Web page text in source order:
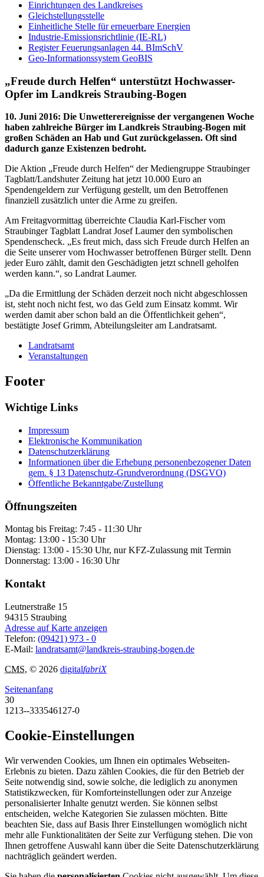
Einrichtungen des Landkreises
Gleichstellungsstelle
Einheitliche Stelle für erneuerbare Energien
Industrie-Emissionsrichtlinie (IE-RL)
Register Feuerungsanlagen 44. BImSchV
Geo-Informationssystem GeoBIS
„Freude durch Helfen“ unterstützt Hochwasser-
Opfer im Landkreis Straubing-Bogen
10. Juni 2016: Die Unwetterereignisse der vergangenen Woche
haben zahlreiche Bürger im Landkreis Straubing-Bogen mit
großen Schäden an Hab und Gut zurückgelassen. Oft sind
dadurch ganze Existenzen bedroht.
Die Aktion „Freude durch Helfen“ der Mediengruppe Straubinger
Tagblatt/Landshuter Zeitung hat jetzt 10.000 Euro an
Spendengeldern zur Verfügung gestellt, um den Betroffenen
finanziell zusätzlich unter die Arme zu greifen.
Am Freitagvormittag überreichte Claudia Karl-Fischer vom
Straubinger Tagblatt Landrat Josef Laumer den symbolischen
Spendenscheck. „Es freut mich, dass sich Freude durch Helfen an
die Seite unserer vom Hochwasser betroffenen Bürger stellt. Denn
jeder Euro zählt, damit den Geschädigten jetzt schnell geholfen
werden kann.“, so Landrat Laumer.
„Da die Ermittlung der Schäden derzeit noch nicht abgeschlossen
ist, steht noch nicht fest, wo das Geld zum Einsatz kommt. Wir
werden damit aber schon bald an die Öffentlichkeit gehen“,
bestätigte Josef Grimm, Abteilungsleiter am Landratsamt.
Landratsamt
Veranstaltungen
Footer
Wichtige Links
Impressum
Elektronische Kommunikation
Datenschutzerklärung
Informationen über die Erhebung personenbezogener Daten
gem. § 13 Datenschutz-Grundverordnung (DSGVO)
Öffentliche Bekanntgabe/Zustellung
Öffnungszeiten
Montag bis Freitag: 7:45 - 11:30 Uhr
Montag: 13:00 - 15:30 Uhr
Dienstag: 13:00 - 15:30 Uhr, nur KFZ-Zulassung mit Termin
Donnerstag: 13:00 - 16:30 Uhr
Kontakt
Leutnerstraße 15
94315 Straubing
Adresse auf Karte anzeigen
Telefon: (09421) 973 - 0
E-Mail: landratsamt@landkreis-straubing-bogen.de
CMS, © 2026 digitalfabriX
Seitenanfang
30
1213--333546127-0
Cookie-Einstellungen
Wir verwenden Cookies, um Ihnen ein optimales Webseiten-
Erlebnis zu bieten. Dazu zählen Cookies, die für den Betrieb der
Seite notwendig sind, sowie solche, die lediglich zu anonymen
Statistikzwecken, für Komforteinstellungen oder zur Anzeige
personalisierter Inhalte genutzt werden. Sie können selbst
entscheiden, welche Kategorien Sie zulassen möchten. Bitte
beachten Sie, dass auf Basis Ihrer Einstellungen womöglich nicht
mehr alle Funktionalitäten der Seite zur Verfügung stehen. Die von
Ihnen getroffene Auswahl kann über die Seite Datenschutzerklärung
nachträglich geändert werden.